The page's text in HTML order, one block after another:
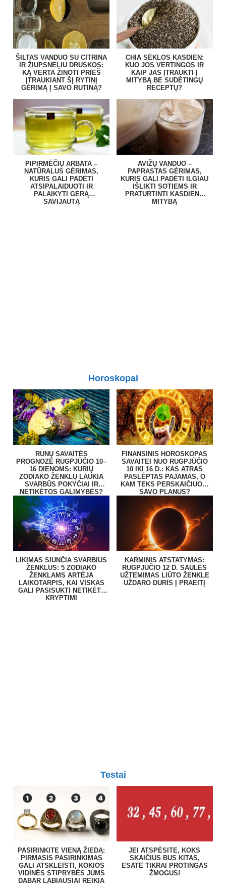
ŠILTAS VANDUO SU CITRINA
IR ŽIUPSNELIU DRUSKOS:
KĄ VERTA ŽINOTI PRIEŠ
ĮTRAUKIANT ŠĮ RYTINĮ
GĖRIMĄ Į SAVO RUTINĄ?
CHIA SĖKLOS KASDIEN:
KUO JOS VERTINGOS IR
KAIP JAS ĮTRAUKTI Į
MITYBĄ BE SUDĖTINGŲ
RECEPTŲ?
PIPIRMĖČIŲ ARBATA –
NATŪRALUS GĖRIMAS,
KURIS GALI PADĖTI
ATSIPALAIDUOTI IR
PALAIKYTI GERĄ
SAVIJAUTĄ
AVIŽŲ VANDUO –
PAPRASTAS GĖRIMAS,
KURIS GALI PADĖTI ILGIAU
IŠLIKTI SOTIEMS IR
PRATURTINTI KASDIENĘ
MITYBĄ
Horoskopai
RUNŲ SAVAITĖS
PROGNOZĖ RUGPJŪČIO 10–
16 DIENOMS: KURIŲ
ZODIAKO ŽENKLŲ LAUKIA
SVARBŪS POKYČIAI IR
NETIKĖTOS GALIMYBĖS?
FINANSINIS HOROSKOPAS
SAVAITEI NUO RUGPJŪČIO
10 IKI 16 D.: KAS ATRAS
PASLĖPTAS PAJAMAS, O
KAM TEKS PERSKAIČIUOTI
SAVO PLANUS?
LIKIMAS SIUNČIA SVARBIUS
ŽENKLUS: 5 ZODIAKO
ŽENKLAMS ARTĖJA
LAIKOTARPIS, KAI VISKAS
GALI PASISUKTI NETIKĖTA
KRYPTIMI
KARMINIS ATSTATYMAS:
RUGPJŪČIO 12 D. SAULĖS
UŽTEMIMAS LIŪTO ŽENKLE
UŽDARO DURIS Į PRAEITĮ
Testai
PASIRINKITE VIENĄ ŽIEDĄ:
PIRMASIS PASIRINKIMAS
GALI ATSKLEISTI, KOKIOS
VIDINĖS STIPRYBĖS JUMS
DABAR LABIAUSIAI REIKIA
JEI ATSPĖSITE, KOKS
SKAIČIUS BUS KITAS,
ESATE TIKRAI PROTINGAS
ŽMOGUS!